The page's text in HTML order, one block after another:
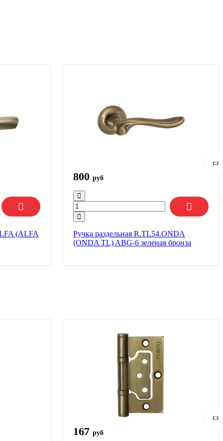
(ALFA
800 руб
Ручка раздельная R.TL54.ONDA
(ONDA TL) ABG-6 зеленая бронза
167 руб